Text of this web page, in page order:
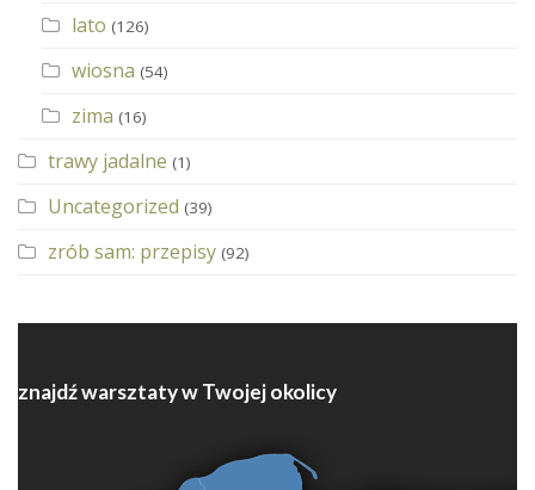
lato (126)
wiosna (54)
zima (16)
trawy jadalne (1)
Uncategorized (39)
zrób sam: przepisy (92)
znajdź warsztaty w Twojej okolicy